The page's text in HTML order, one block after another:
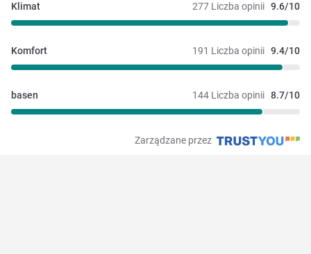
277 Liczba opinii 9.6/10
Klimat
191 Liczba opinii 9.4/10
Komfort
144 Liczba opinii 8.7/10
basen
Zarządzane przez